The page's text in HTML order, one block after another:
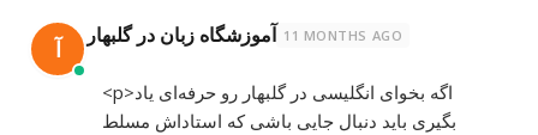
آ آموزشگاه زبان در گلبهار 11 MONTHS AGO
<p>اگه بخوای انگلیسی در گلبهار رو حرفه‌ای یاد
بگیری باید دنبال جایی باشی که استاداش مسلط